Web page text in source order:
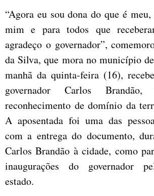
“Agora eu sou dona do que é
mim e para todos que
agradeço o governador”,
da Silva, que mora no município
manhã da quinta-feira (16),
governador Carlos
reconhecimento de domínio da
A aposentada foi uma das
com a entrega do documento,
Carlos Brandão à cidade, como
inaugurações do governador
estado.